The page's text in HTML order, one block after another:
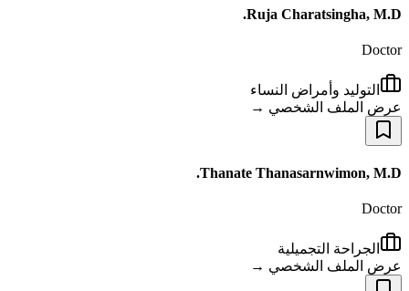
Ruja Charatsingha, M.D.
Doctor
التوليد وأمراض النساء
عرض الملف الشخصي →
Thanate Thanasarnwimon, M.D.
Doctor
الجراحة التجميلية
عرض الملف الشخصي →